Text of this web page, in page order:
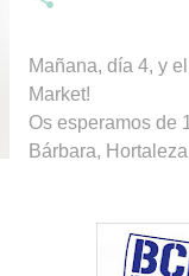
Mañana, día 4, y
Market!
Os esperamos de
Bárbara,